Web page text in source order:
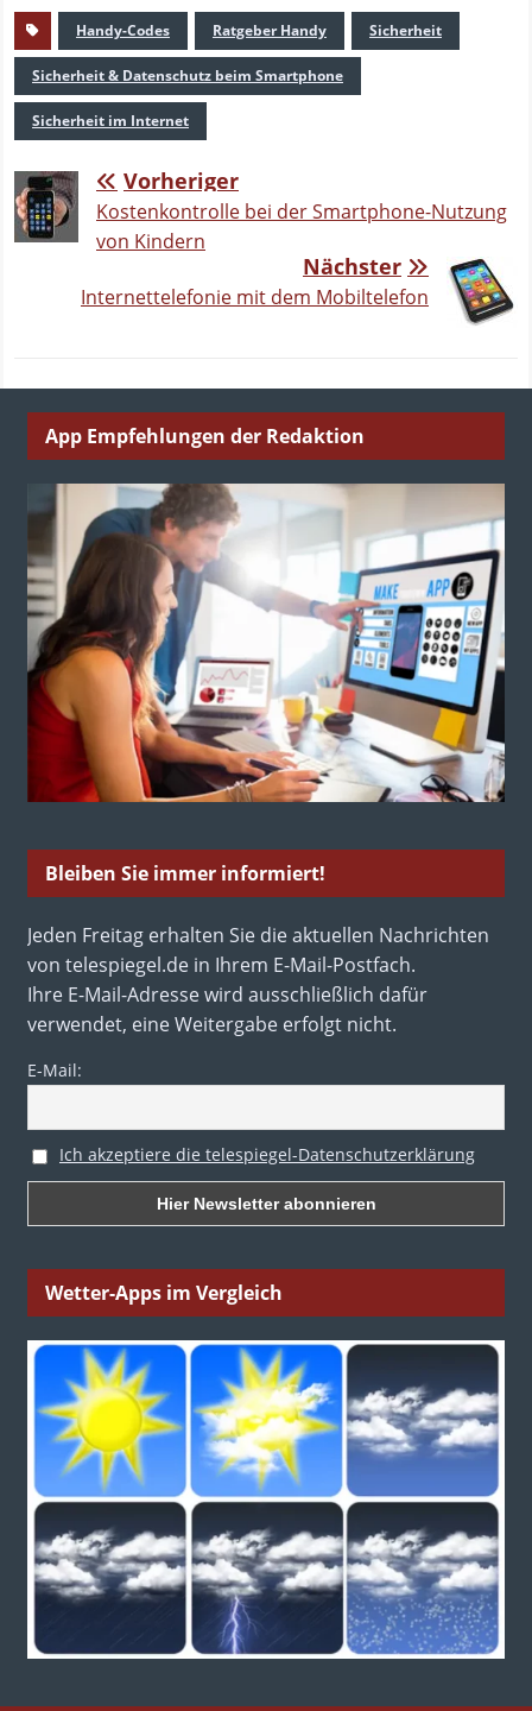
Handy-Codes Ratgeber Handy Sicherheit
Sicherheit & Datenschutz beim Smartphone
Sicherheit im Internet
Vorheriger
Kostenkontrolle bei der Smartphone-Nutzung
von Kindern
Nächster
Internettelefonie mit dem Mobiltelefon
App Empfehlungen der Redaktion
Bleiben Sie immer informiert!
Jeden Freitag erhalten Sie die aktuellen Nachrichten
von telespiegel.de in Ihrem E-Mail-Postfach.
Ihre E-Mail-Adresse wird ausschließlich dafür
verwendet, eine Weitergabe erfolgt nicht.
E-Mail:
Ich akzeptiere die telespiegel-Datenschutzerklärung
Wetter-Apps im Vergleich